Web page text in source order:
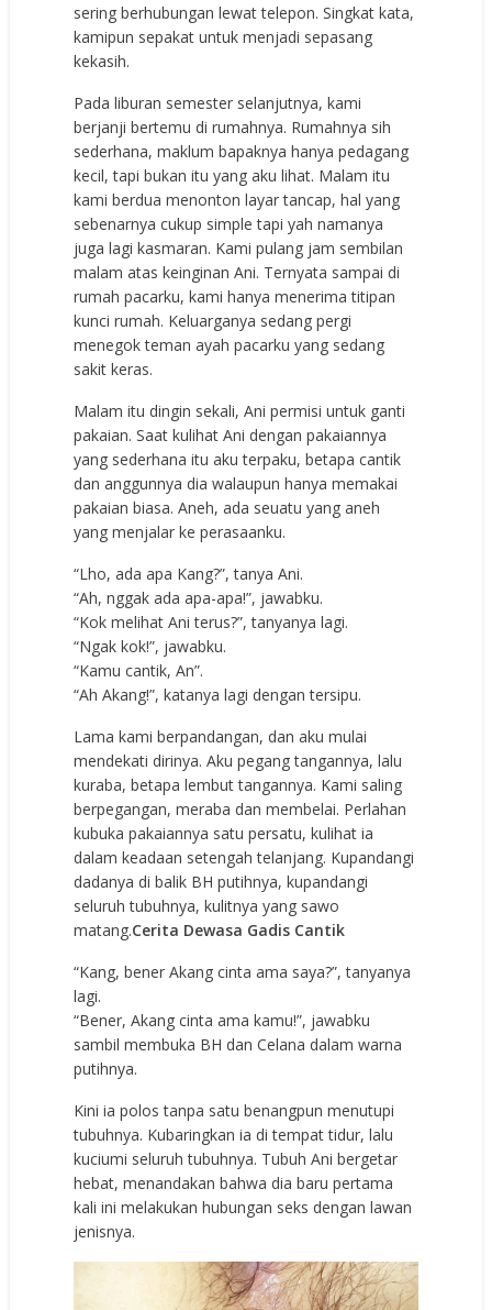
sering berhubungan lewat telepon. Singkat kata,
kamipun sepakat untuk menjadi sepasang
kekasih.
Pada liburan semester selanjutnya, kami
berjanji bertemu di rumahnya. Rumahnya sih
sederhana, maklum bapaknya hanya pedagang
kecil, tapi bukan itu yang aku lihat. Malam itu
kami berdua menonton layar tancap, hal yang
sebenarnya cukup simple tapi yah namanya
juga lagi kasmaran. Kami pulang jam sembilan
malam atas keinginan Ani. Ternyata sampai di
rumah pacarku, kami hanya menerima titipan
kunci rumah. Keluarganya sedang pergi
menegok teman ayah pacarku yang sedang
sakit keras.
Malam itu dingin sekali, Ani permisi untuk ganti
pakaian. Saat kulihat Ani dengan pakaiannya
yang sederhana itu aku terpaku, betapa cantik
dan anggunnya dia walaupun hanya memakai
pakaian biasa. Aneh, ada seuatu yang aneh
yang menjalar ke perasaanku.
“Lho, ada apa Kang?”, tanya Ani.
“Ah, nggak ada apa-apa!”, jawabku.
“Kok melihat Ani terus?”, tanyanya lagi.
“Ngak kok!”, jawabku.
“Kamu cantik, An”.
“Ah Akang!”, katanya lagi dengan tersipu.
Lama kami berpandangan, dan aku mulai
mendekati dirinya. Aku pegang tangannya, lalu
kuraba, betapa lembut tangannya. Kami saling
berpegangan, meraba dan membelai. Perlahan
kubuka pakaiannya satu persatu, kulihat ia
dalam keadaan setengah telanjang. Kupandangi
dadanya di balik BH putihnya, kupandangi
seluruh tubuhnya, kulitnya yang sawo
matang.Cerita Dewasa Gadis Cantik
“Kang, bener Akang cinta ama saya?”, tanyanya
lagi.
“Bener, Akang cinta ama kamu!”, jawabku
sambil membuka BH dan Celana dalam warna
putihnya.
Kini ia polos tanpa satu benangpun menutupi
tubuhnya. Kubaringkan ia di tempat tidur, lalu
kuciumi seluruh tubuhnya. Tubuh Ani bergetar
hebat, menandakan bahwa dia baru pertama
kali ini melakukan hubungan seks dengan lawan
jenisnya.